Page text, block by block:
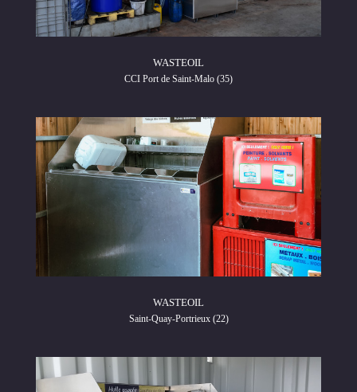
WASTEOIL
CCI Port de Saint-Malo (35)
WASTEOIL
Saint-Quay-Portrieux (22)